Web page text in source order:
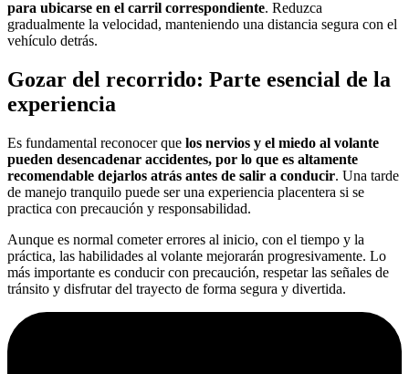
para ubicarse en el carril correspondiente. Reduzca
gradualmente la velocidad, manteniendo una distancia segura con el
vehículo detrás.
Gozar del recorrido: Parte esencial de la
experiencia
Es fundamental reconocer que los nervios y el miedo al volante
pueden desencadenar accidentes, por lo que es altamente
recomendable dejarlos atrás antes de salir a conducir. Una tarde
de manejo tranquilo puede ser una experiencia placentera si se
practica con precaución y responsabilidad.
Aunque es normal cometer errores al inicio, con el tiempo y la
práctica, las habilidades al volante mejorarán progresivamente. Lo
más importante es conducir con precaución, respetar las señales de
tránsito y disfrutar del trayecto de forma segura y divertida.